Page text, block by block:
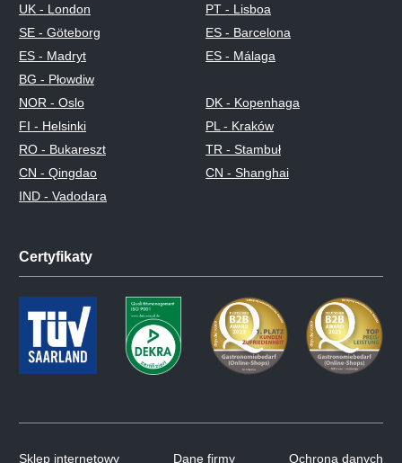
UK - London
PT - Lisboa
SE - Göteborg
ES - Barcelona
ES - Madryt
ES - Málaga
BG - Płowdiw
NOR - Oslo
DK - Kopenhaga
FI - Helsinki
PL - Kraków
RO - Bukareszt
TR - Stambuł
CN - Qingdao
CN - Shanghai
IND - Vadodara
Certyfikaty
Sklep internetowy Dane firmy Ochrona danych